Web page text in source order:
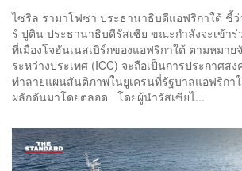
ไซริล รามาโฟซา ประธานาธิบดีแอฟริกาใต้ ชี้ว่
ร์ ปูติน ประธานาธิบดีรัสเซีย ขณะกำลังจะเข้าร่
ที่เมืองโจฮันเนสเบิร์กของแอฟริกาใต้ ตามหมา
ระหว่างประเทศ (ICC) จะถือเป็นการประกาศส
ทำลายแผนสันติภาพในยูเครนที่รัฐบาลแอฟริกา
ผลักดันมาโดยตลอด โดยผู้นำรัสเซียไ...